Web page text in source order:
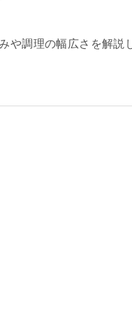
や調理の幅広さを解説